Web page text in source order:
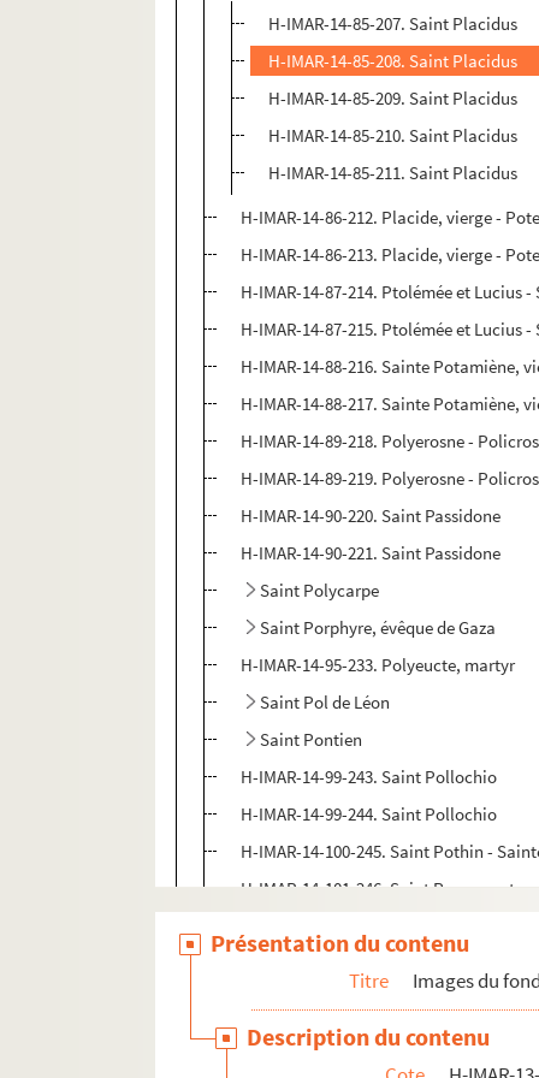
H-IMAR-14-85-207. Saint Placidus
H-IMAR-14-85-208. Saint Placidus
H-IMAR-14-85-209. Saint Placidus
H-IMAR-14-85-210. Saint Placidus
H-IMAR-14-85-211. Saint Placidus
H-IMAR-14-86-212. Placide, vierge -
H-IMAR-14-86-213. Placide, vierge -
H-IMAR-14-87-214. Ptolémée et Lucius
H-IMAR-14-87-215. Ptolémée et Lucius
H-IMAR-14-88-216. Sainte Potamiène,
H-IMAR-14-88-217. Sainte Potamiène,
H-IMAR-14-89-218. Polyerosne -
H-IMAR-14-89-219. Polyerosne -
H-IMAR-14-90-220. Saint Passidone
H-IMAR-14-90-221. Saint Passidone
Saint Polycarpe
Saint Porphyre, évêque de Gaza
H-IMAR-14-95-233. Polyeucte, martyr
Saint Pol de Léon
Saint Pontien
H-IMAR-14-99-243. Saint Pollochio
H-IMAR-14-99-244. Saint Pollochio
H-IMAR-14-100-245. Saint Pothin -
H-IMAR-14-101-246. Saint Pons,
H-IMAR-14-107-260. Saint Privat,
Présentation du contenu
Titre Images du
Description du contenu